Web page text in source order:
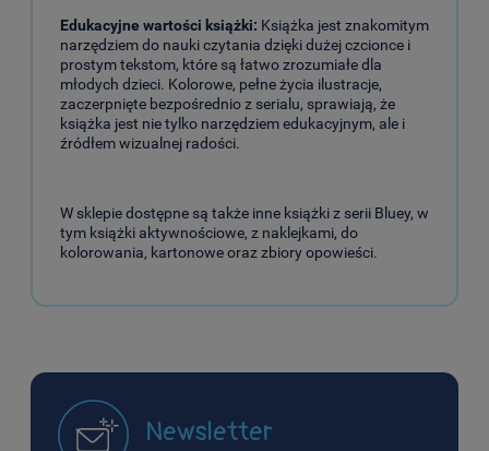
Edukacyjne wartości książki: Książka jest znakomitym
narzędziem do nauki czytania dzięki dużej czcionce i
prostym tekstom, które są łatwo zrozumiałe dla
młodych dzieci. Kolorowe, pełne życia ilustracje,
zaczerpnięte bezpośrednio z serialu, sprawiają, że
książka jest nie tylko narzędziem edukacyjnym, ale i
źródłem wizualnej radości.
W sklepie dostępne są także inne książki z serii Bluey, w
tym książki aktywnościowe, z naklejkami, do
kolorowania, kartonowe oraz zbiory opowieści.
Newsletter